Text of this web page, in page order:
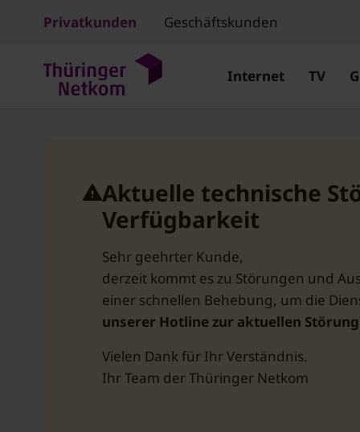
Privatkunden Geschäftskunden
Internet TV
Aktuelle technische
Verfügbarkeit
Sehr geehrter Kunde,
derzeit kommt es zu Störungen und
einer schnellen Behebung, um die
unserer Hotline zur aktuellen
Vielen Dank für Ihr Verständnis.
Ihr Team der Thüringer Netkom